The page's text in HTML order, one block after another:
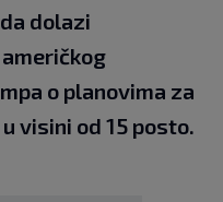
dolazi
o planovima za
visini od 15 posto.